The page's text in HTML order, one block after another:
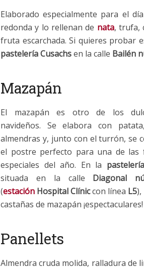
Elaborado especialmente para el
redonda y lo rellenan de nata, trufa,
fruta escarchada. Si quieres probar
pastelería Cusachsen la calle Bailén
Mazapán
El mazapán es otro de los
navideños. Se elabora con
almendras y, junto con el turrón, se
el postre perfecto para una de las
especiales del año. En la
situada en la calle Diagonal
(estación Hospital Clíniccon línea L5),
castañas de mazapán ¡espectaculares!
Panellets
Almendra cruda molida, ralladura de